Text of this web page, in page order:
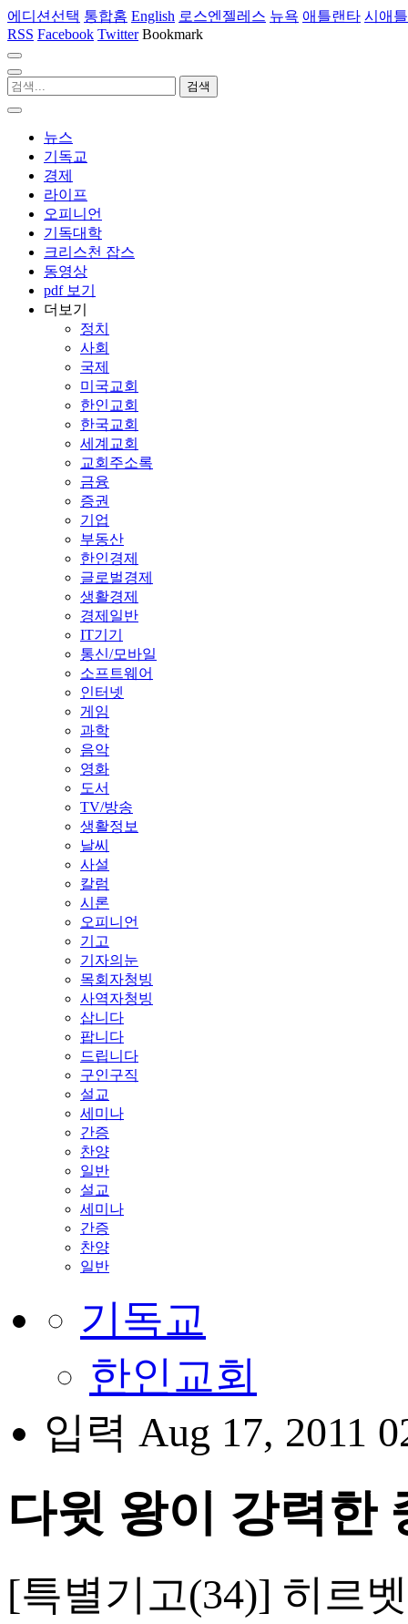
에디션선택 통합홈 English 로스엔젤레스 뉴욕 애틀랜타 시애틀
RSS Facebook Twitter Bookmark
뉴스
기독교
경제
라이프
오피니언
기독대학
크리스천 잡스
동영상
pdf 보기
더보기
정치
사회
국제
미국교회
한인교회
한국교회
세계교회
교회주소록
금융
증권
기업
부동산
한인경제
글로벌경제
생활경제
경제일반
IT기기
통신/모바일
소프트웨어
인터넷
게임
과학
음악
영화
도서
TV/방송
생활정보
날씨
사설
칼럼
시론
오피니언
기고
기자의눈
목회자청빙
사역자청빙
삽니다
팝니다
드립니다
구인구직
설교
세미나
간증
찬양
일반
설교
세미나
간증
찬양
일반
기독교
한인교회
입력 Aug 17, 2011
다윗 왕이 강력한
[특별기고(34)] 히르